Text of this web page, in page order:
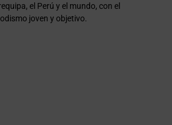
el Perú y el mundo, con el
joven y objetivo.